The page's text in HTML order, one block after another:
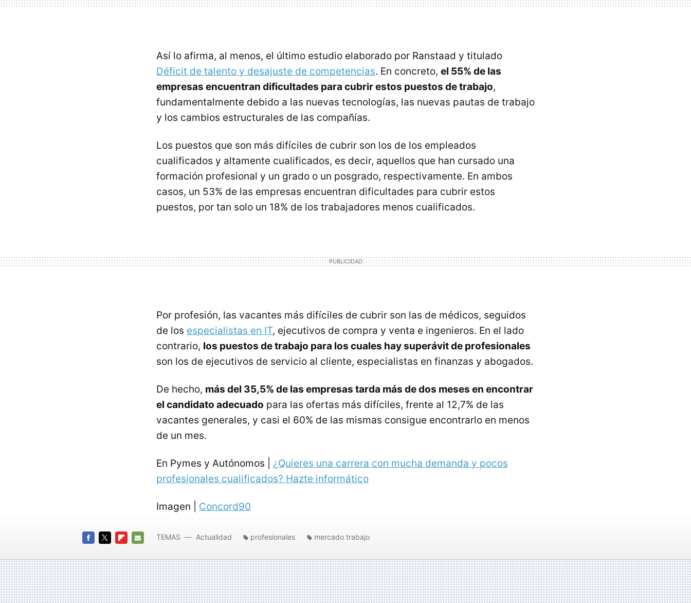
Así lo afirma, al menos, el último estudio elaborado por Ranstaad y titulado
Déficit de talento y desajuste de competencias. En concreto, el 55% de las
empresas encuentran dificultades para cubrir estos puestos de trabajo,
fundamentalmente debido a las nuevas tecnologías, las nuevas pautas de trabajo
y los cambios estructurales de las compañías.
Los puestos que son más difíciles de cubrir son los de los empleados
cualificados y altamente cualificados, es decir, aquellos que han cursado una
formación profesional y un grado o un posgrado, respectivamente. En ambos
casos, un 53% de las empresas encuentran dificultades para cubrir estos
puestos, por tan solo un 18% de los trabajadores menos cualificados.
Por profesión, las vacantes más difíciles de cubrir son las de médicos, seguidos
de los especialistas en IT, ejecutivos de compra y venta e ingenieros. En el lado
contrario, los puestos de trabajo para los cuales hay superávit de profesionales
son los de ejecutivos de servicio al cliente, especialistas en finanzas y abogados.
De hecho, más del 35,5% de las empresas tarda más de dos meses en encontrar
el candidato adecuado para las ofertas más difíciles, frente al 12,7% de las
vacantes generales, y casi el 60% de las mismas consigue encontrarlo en menos
de un mes.
En Pymes y Autónomos | ¿Quieres una carrera con mucha demanda y pocos
profesionales cualificados? Hazte informático
Imagen | Concord90
MAIL
TEMAS Actualidad profesionales mercado trabajo